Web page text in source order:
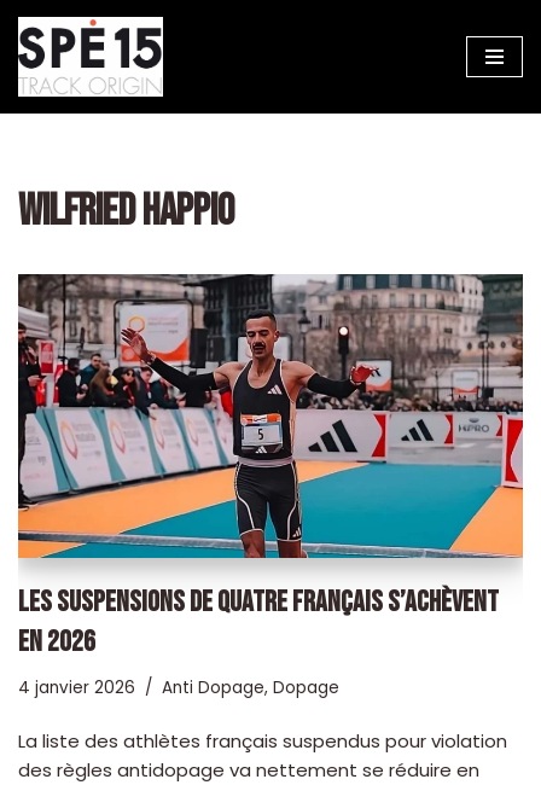
Aller
au
WILFRIED HAPPIO
LES SUSPENSIONS DE QUATRE FRANÇAIS S’ACHÈVENT
EN 2026
4 janvier 2026 Anti Dopage, Dopage
La liste des athlètes français suspendus pour violation
des règles antidopage va nettement se réduire en